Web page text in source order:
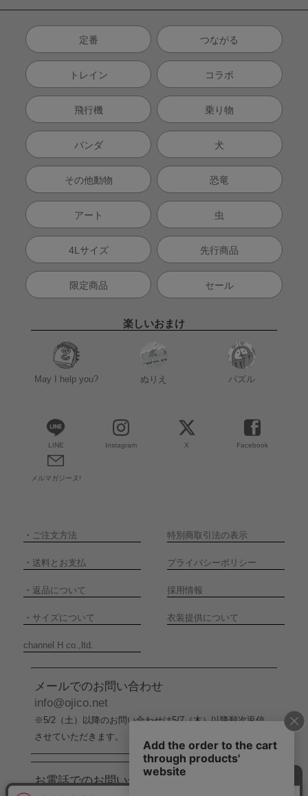
定番 つながる
トレイン コラボ
飛行機 乗り物
パンダ 犬
その他動物 恐竜
アート 虫
4Lサイズ 先行商品
限定商品 セール
楽しいおまけ
May I help you? ぬりえ パズル
LINE Instagram X Facebook
メルマガジーヌ!
・ ご注文方法 特別商取引法の表示
・ 送料とお支払 プライバシーポリシー
・ 返品について 採用情報
・ サイズについて 衣装提供について
channel H co.,ltd.
メールでのお問い合わせ
info@ojico.net
※5/2（土）以降のお問い合わせは5/7（木）以降順次返信
させていただきます。
お電話でのお問い合わせ